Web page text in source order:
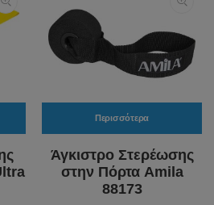
Περισσότερα
Άγκιστρο Στερέωσης
στην Πόρτα Amila
88173